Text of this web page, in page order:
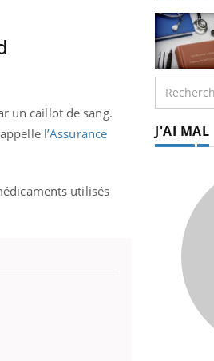
un caillot de sang.
l’Assurance
utilisés
J'AI MAL